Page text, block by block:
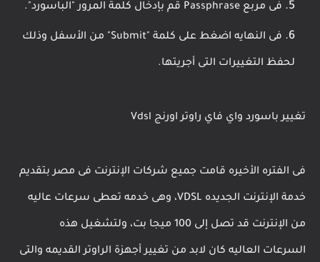
فى مربع Passphrase قم بإدخال كلمة المرور "الباسورد".
فى النهايه اضغط على كلمة "Submit" من الأسفل وذلك
لحفظ التغييرات التى أجريتها.
تغيير باسورد واي فاي راوتر اورنج Vdsl
فى الفتره الأخيره قامت جميع شركات الإنترنت فى مصر بتقديم
خدمة الإنترنت الجديده VDSL، وهى خدمه تعطى سرعات عاليه
من الإنترنت قد تصل إلى 100 ميجا بت، ولتشغيل هذه
السرعات العاليه كان لابد من تغيير أجهزة الراوتر القديمه والتى